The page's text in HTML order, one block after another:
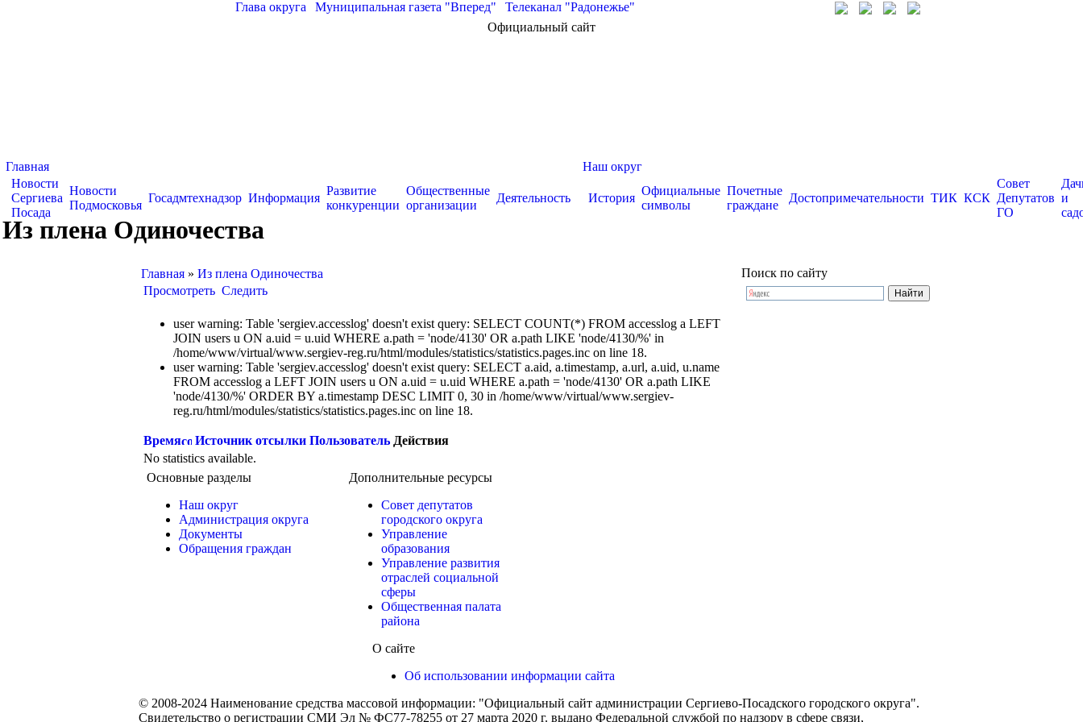
Глава округа Муниципальная газета "Вперед"
Телеканал "Радонежье"
Официальный сайт
Главная
Новости
Сергиева
Посада
Новости
Подмосковья
Госадмтехнадзор Информация
Развитие
конкуренции
Общественные
организации
Деятельность
Наш округ
История
Официальные
символы
Почетные
граждане
Достопримечательности ТИК КСК
Совет
Депутатов
ГО
и
Из плена Одиночества
Главная » Из плена Одиночества
Просмотреть Следить
user warning: Table 'sergiev.accesslog' doesn't exist query: SELECT COUNT(*) FROM accesslog a LEFT
JOIN users u ON a.uid = u.uid WHERE a.path = 'node/4130' OR a.path LIKE 'node/4130/%' in
/home/www/virtual/www.sergiev-reg.ru/html/modules/statistics/statistics.pages.inc on line 18.
user warning: Table 'sergiev.accesslog' doesn't exist query: SELECT a.aid, a.timestamp, a.url, a.uid, u.name
FROM accesslog a LEFT JOIN users u ON a.uid = u.uid WHERE a.path = 'node/4130' OR a.path LIKE
'node/4130/%' ORDER BY a.timestamp DESC LIMIT 0, 30 in /home/www/virtual/www.sergiev-
reg.ru/html/modules/statistics/statistics.pages.inc on line 18.
Время Источник отсылки Пользователь Действия
No statistics available.
Поиск по сайту
Основные разделы
Наш округ
Администрация округа
Документы
Обращения граждан
Дополнительные ресурсы
Совет депутатов
городского округа
Управление
образования
Управление развития
отраслей социальной
сферы
Общественная палата
района
О сайте
Об использовании информации сайта
© 2008-2024 Наименование средства массовой информации: "Официальный сайт администрации Сергиево-Посадского городского округа".
Свидетельство о регистрации СМИ Эл № ФС77-78255 от 27 марта 2020 г. выдано Федеральной службой по надзору в сфере связи,